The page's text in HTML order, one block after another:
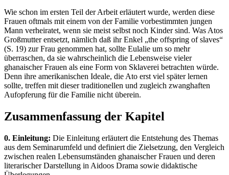
Wie schon im ersten Teil der Arbeit erläutert wurde, werden diese
Frauen oftmals mit einem von der Familie vorbestimmten jungen
Mann verheiratet, wenn sie meist selbst noch Kinder sind. Was Atos
Großmutter entsetzt, nämlich daß ihr Enkel „the offspring of slaves“
(S. 19) zur Frau genommen hat, sollte Eulalie um so mehr
überraschen, da sie wahrscheinlich die Lebensweise vieler
ghanaischer Frauen als eine Form von Sklaverei betrachten würde.
Denn ihre amerikanischen Ideale, die Ato erst viel später lernen
sollte, treffen mit dieser traditionellen und zugleich zwanghaften
Aufopferung für die Familie nicht überein.
Zusammenfassung der Kapitel
0. Einleitung: Die Einleitung erläutert die Entstehung des Themas
aus dem Seminarumfeld und definiert die Zielsetzung, den Vergleich
zwischen realen Lebensumständen ghanaischer Frauen und deren
literarischer Darstellung in Aidoos Drama sowie didaktische